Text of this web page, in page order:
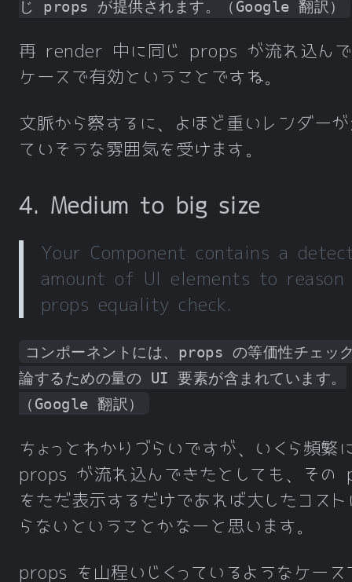
じ props が提供されます。（Google 翻訳）
再 render 中に同じ props が流れ込んで
ケースで有効ということですね。
文脈から察するに、よほど重いレンダーが
ていそうな雰囲気を受けます。
4. Medium to big size
Your Component contains a
amount of UI elements to reason
props equality check.
コンポーネントには、props の等価性チェッ
論するための量の UI 要素が含まれています。
（Google 翻訳）
ちょっとわかりづらいですが、いくら頻繁
props が流れ込んできたとしても、その
をただ表示するだけであれば大したコスト
らないということかなーと思います。
props を山程いじくっているようなケース